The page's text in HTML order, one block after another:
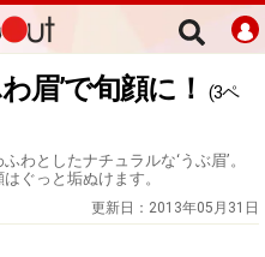
眉’で旬顔に！
(3ペ
わとしたナチュラルな‘うぶ眉’。
ぐっと垢ぬけます。
更新日： 2013年05月31日